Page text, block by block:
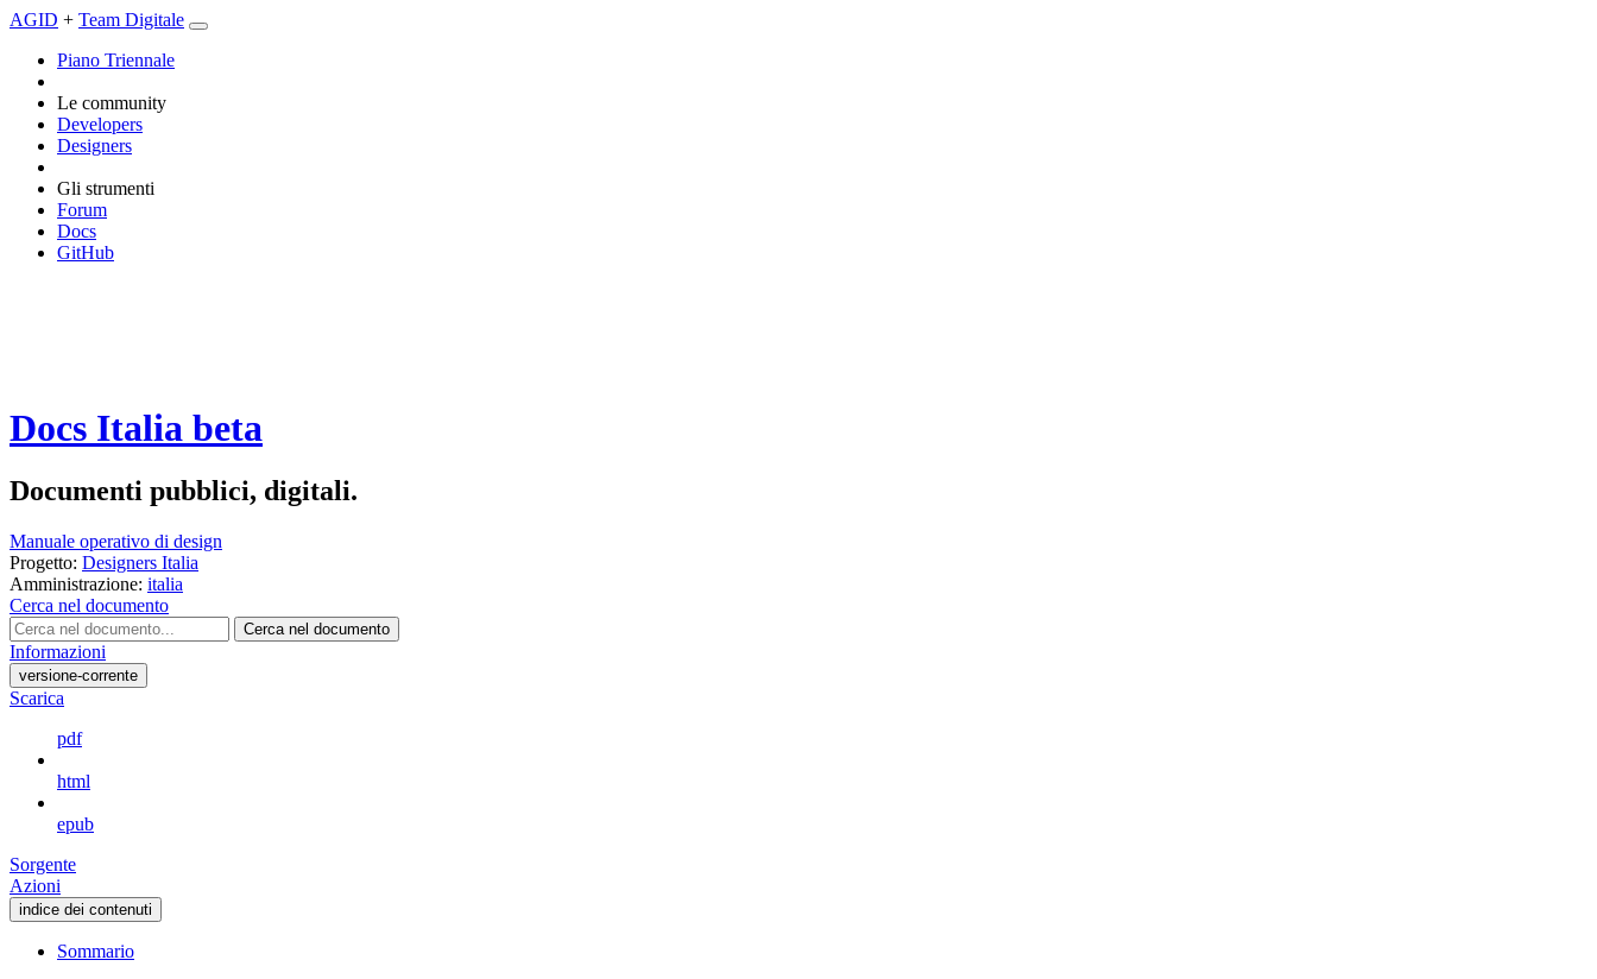
AGID + Team Digitale
Piano Triennale
Le community
Developers
Designers
Gli strumenti
Forum
Docs
GitHub
Docs Italia beta
Documenti pubblici, digitali.
Manuale operativo di design
Progetto: Designers Italia
Amministrazione: italia
Cerca nel documento
Cerca nel documento
Informazioni
versione-corrente
Scarica
pdf
html
epub
Sorgente
Azioni
indice dei contenuti
Sommario